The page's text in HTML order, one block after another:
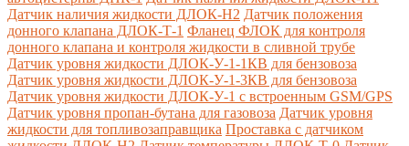
Датчик наличия жидкости ДЛОК-Н2 Датчик положения
донного клапана ДЛОК-Т-1 Фланец ФЛОК для контроля
донного клапана и контроля жидкости в сливной трубе
Датчик уровня жидкости ДЛОК-У-1-1КВ для бензовоза
Датчик уровня жидкости ДЛОК-У-1-3КВ для бензовоза
Датчик уровня жидкости ДЛОК-У-1 с встроенным GSM/GPS
Датчик уровня пропан-бутана для газовоза Датчик уровня
жидкости для топливозаправщика Проставка с датчиком